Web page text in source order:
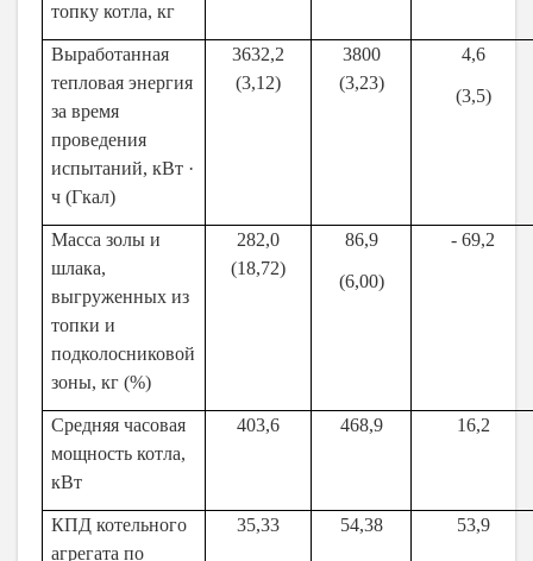
топку котла, кг
Выработанная
тепловая энергия
за время
проведения
испытаний, кВт ·
ч (Гкал)
3632,2
(3,12)
3800
(3,23)
4,6
(3,5)
Масса золы и
шлака,
выгруженных из
топки и
подколосниковой
зоны, кг (%)
282,0
(18,72)
86,9
(6,00)
- 69,2
Средняя часовая
мощность котла,
кВт
403,6 468,9 16,2
КПД котельного
агрегата по
35,33 54,38 53,9